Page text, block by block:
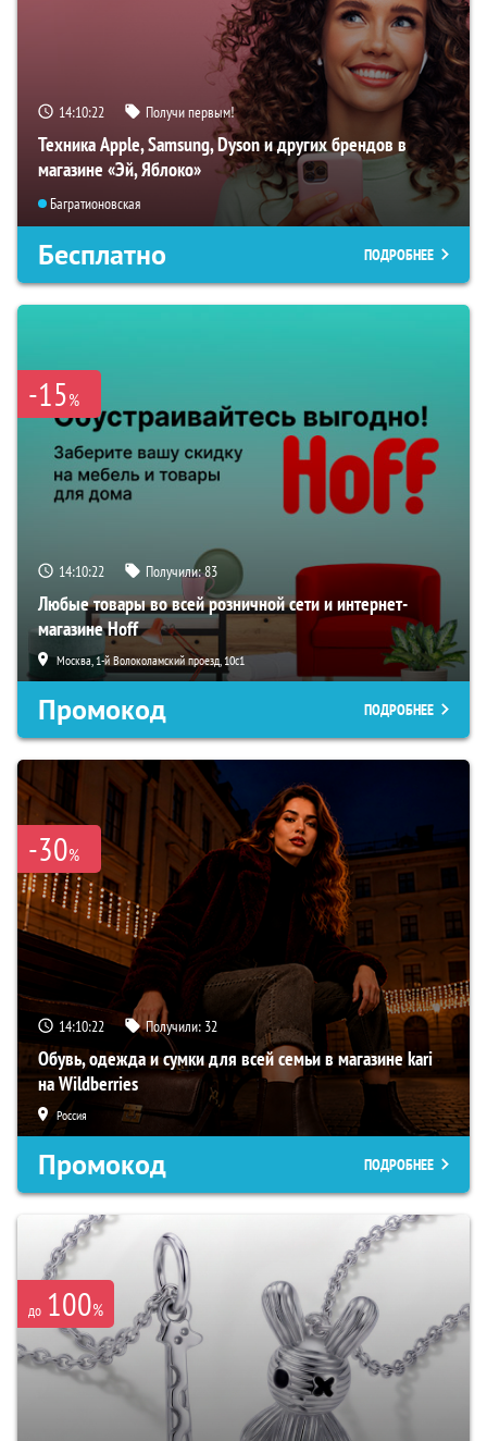
14:10:21 Получи первым!
Техника Apple, Samsung, Dyson и других брендов в
магазине «Эй, Яблоко»
Багратионовская
Бесплатно ПОДРОБНЕЕ
-15%
14:10:21 Получили:83
Любые товары во всей розничной сети и интернет-
магазине Hoff
Москва, 1-й Волоколамский проезд, 10с1
Промокод ПОДРОБНЕЕ
-30%
14:10:21 Получили: 32
Обувь, одежда и сумки для всей семьи в магазине kari
на Wildberries
Россия
Промокод ПОДРОБНЕЕ
до 100%